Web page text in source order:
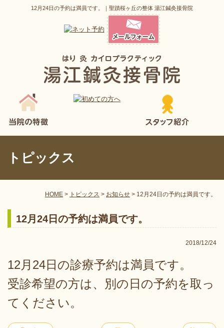
12月24日の予約は満員です。｜聖蹟桜ヶ丘の整体 湯江鍼灸接骨院
トピックス
HOME > トピックス > お知らせ > 12月24日の予約は満員です。
12月24日の予約は満員です。
2018/12/24
12月24日の診療予約は満員です。
受診希望の方は、別の日の予約を取っ
てください。